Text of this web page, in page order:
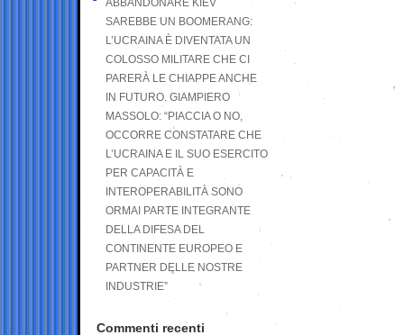
ABBANDONARE KIEV
SAREBBE UN BOOMERANG:
L’UCRAINA È DIVENTATA UN
COLOSSO MILITARE CHE CI
PARERÀ LE CHIAPPE ANCHE
IN FUTURO. GIAMPIERO
MASSOLO: “PIACCIA O NO,
OCCORRE CONSTATARE CHE
L’UCRAINA E IL SUO ESERCITO
PER CAPACITÀ E
INTEROPERABILITÀ SONO
ORMAI PARTE INTEGRANTE
DELLA DIFESA DEL
CONTINENTE EUROPEO E
PARTNER DELLE NOSTRE
INDUSTRIE”
Commenti recenti